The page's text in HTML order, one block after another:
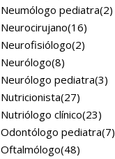
Neumólogo pediatra(2)
Neurocirujano(16)
Neurofisiólogo(2)
Neurólogo(8)
Neurólogo pediatra(3)
Nutricionista(27)
Nutriólogo clínico(23)
Odontólogo pediatra(7)
Oftalmólogo(48)